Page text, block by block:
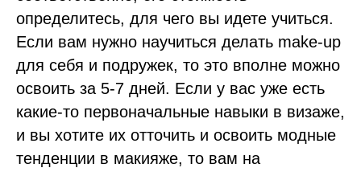
определитесь, для чего вы идете учиться.
Если вам нужно научиться делать make-up
для себя и подружек, то это вполне можно
освоить за 5-7 дней. Если у вас уже есть
какие-то первоначальные навыки в визаже,
и вы хотите их отточить и освоить модные
тенденции в макияже, то вам на